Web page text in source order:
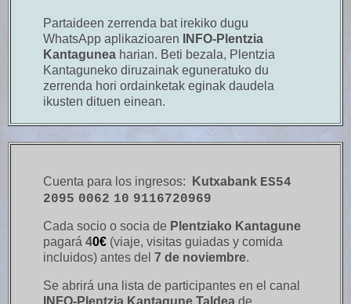
Partaideen zerrenda bat irekiko dugu
WhatsApp aplikazioaren
INFO-Plentzia
Kantagunea harian. Beti bezala, Plentzia
Kantaguneko diruzainak eguneratuko du
zerrenda hori ordainketak eginak daudela
ikusten dituen einean.
Cuenta para los ingresos: Kutxabank ES54
2095 0062 10 9116720969
Cada socio o socia de Plentziako Kantagune
pagará 40€ (viaje, visitas guiadas y comida
incluidos) antes del 7 de noviembre.
Se abrirá una lista de participantes en el canal